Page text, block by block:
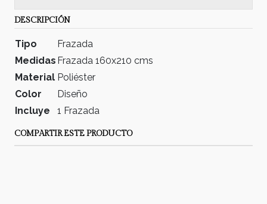
DESCRIPCIÓN
Tipo
Frazada
Medidas Frazada 160x210 cms
Material Poliéster
Color
Diseño
Incluye
1 Frazada
COMPARTIR ESTE PRODUCTO